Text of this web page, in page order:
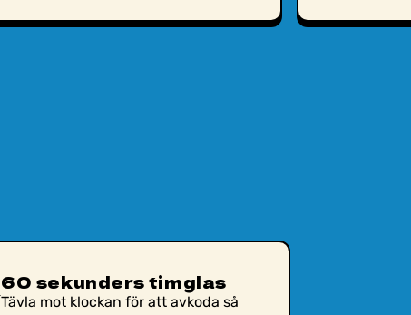
60 sekunders timglas
Tävla mot klockan för att avkoda så